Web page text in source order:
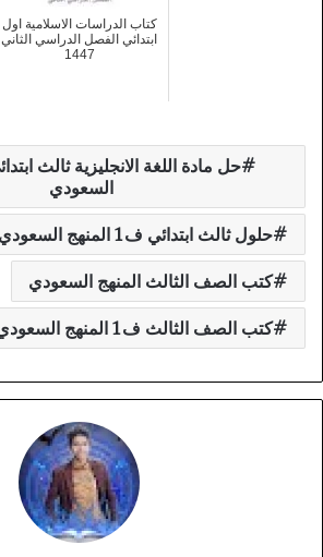
كتاب الدراسات الاسلامية اول
ابتدائي الفصل الدراسي الثاني
1447
السعودي
حلول ثالث ابتدائي ف1 المنهج السعودي
كتب الصف الثالث المنهج السعودي
كتب الصف الثالث ف1 المنهج السعودي